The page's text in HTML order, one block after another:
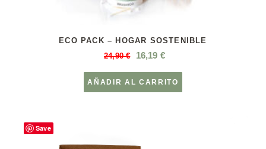
ECO PACK – HOGAR SOSTENIBLE
24,90€ 16,19 €
AÑADIR AL CARRITO
Save